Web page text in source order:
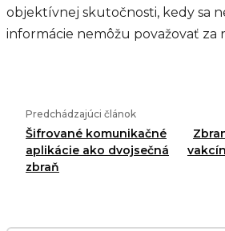
objektívnej skutočnosti, kedy sa
informácie nemôžu považovať za
Predchádzajúci článok
Šifrované komunikačné
aplikácie ako dvojsečná
zbraň